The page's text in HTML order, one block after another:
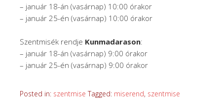
– január 18-án (vasárnap) 10:00 órakor
– január 25-én (vasárnap) 10:00 órakor
Szentmisék rendje Kunmadarason:
– január 18-án (vasárnap) 9:00 órakor
– január 25-én (vasárnap) 9:00 órakor
Posted in: szentmise Tagged: miserend, szentmise